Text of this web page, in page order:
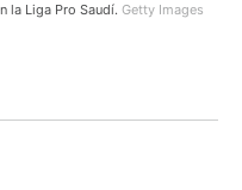
la Liga Pro Saudí. Getty Images